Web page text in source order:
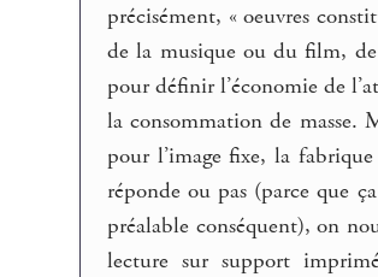
précisément, « oeuvres
de la musique ou du film, de
pour définir l’économie de
la consommation de masse.
pour l’image fixe, la
réponde ou pas (parce que
préalable conséquent), on
lecture sur support